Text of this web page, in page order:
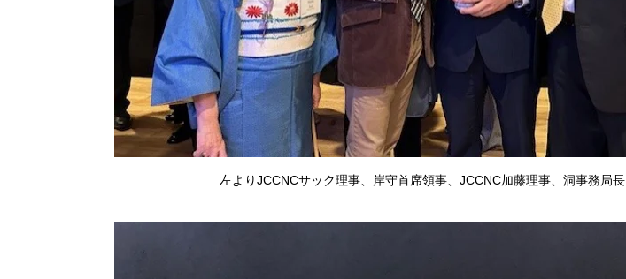
左よりJCCNCサック理事、岸守首席領事、JCCNC加藤理事、洞事務局長